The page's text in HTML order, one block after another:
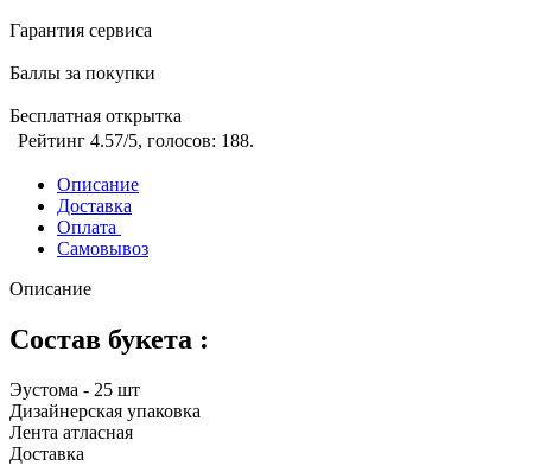
Гарантия сервиса
Баллы за покупки
Бесплатная открытка
Рейтинг 4.57/5, голосов: 188.
Описание
Доставка
Оплата
Самовывоз
Описание
Состав букета :
Эустома - 25 шт
Дизайнерская упаковка
Лента атласная
Доставка